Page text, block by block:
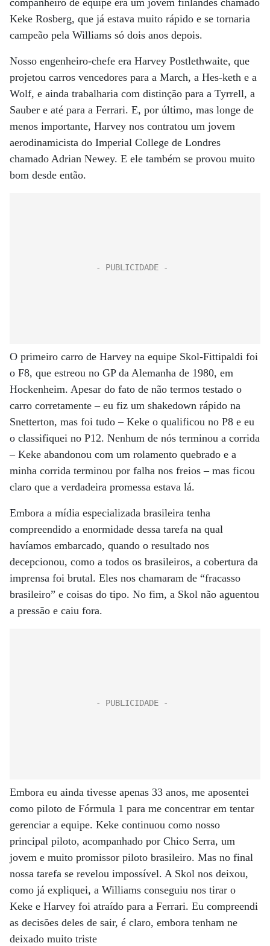
companheiro de equipe era um jovem finlandês chamado
Keke Rosberg, que já estava muito rápido e se tornaria
campeão pela Williams só dois anos depois.
Nosso engenheiro-chefe era Harvey Postlethwaite, que
projetou carros vencedores para a March, a Hes-keth e a
Wolf, e ainda trabalharia com distinção para a Tyrrell, a
Sauber e até para a Ferrari. E, por último, mas longe de
menos importante, Harvey nos contratou um jovem
aerodinamicista do Imperial College de Londres
chamado Adrian Newey. E ele também se provou muito
bom desde então.
O primeiro carro de Harvey na equipe Skol-Fittipaldi foi
o F8, que estreou no GP da Alemanha de 1980, em
Hockenheim. Apesar do fato de não termos testado o
carro corretamente – eu fiz um shakedown rápido na
Snetterton, mas foi tudo – Keke o qualificou no P8 e eu
o classifiquei no P12. Nenhum de nós terminou a corrida
– Keke abandonou com um rolamento quebrado e a
minha corrida terminou por falha nos freios – mas ficou
claro que a verdadeira promessa estava lá.
Embora a mídia especializada brasileira tenha
compreendido a enormidade dessa tarefa na qual
havíamos embarcado, quando o resultado nos
decepcionou, como a todos os brasileiros, a cobertura da
imprensa foi brutal. Eles nos chamaram de “fracasso
brasileiro” e coisas do tipo. No fim, a Skol não aguentou
a pressão e caiu fora.
Embora eu ainda tivesse apenas 33 anos, me aposentei
como piloto de Fórmula 1 para me concentrar em tentar
gerenciar a equipe. Keke continuou como nosso
principal piloto, acompanhado por Chico Serra, um
jovem e muito promissor piloto brasileiro. Mas no final
nossa tarefa se revelou impossível. A Skol nos deixou,
como já expliquei, a Williams conseguiu nos tirar o
Keke e Harvey foi atraído para a Ferrari. Eu compreendi
as decisões deles de sair, é claro, embora tenham ne
deixado muito triste